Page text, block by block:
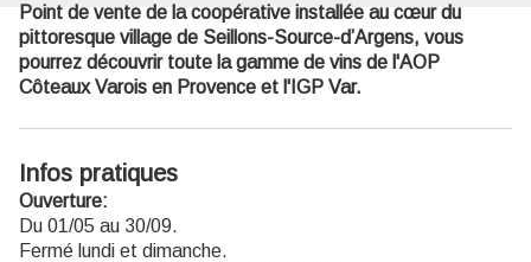
Point de vente de la coopérative installée au cœur du
pittoresque village de Seillons-Source-d’Argens, vous
pourrez découvrir toute la gamme de vins de l'AOP
Côteaux Varois en Provence et l'IGP Var.
Infos pratiques
Ouverture:
Du 01/05 au 30/09.
Fermé lundi et dimanche.